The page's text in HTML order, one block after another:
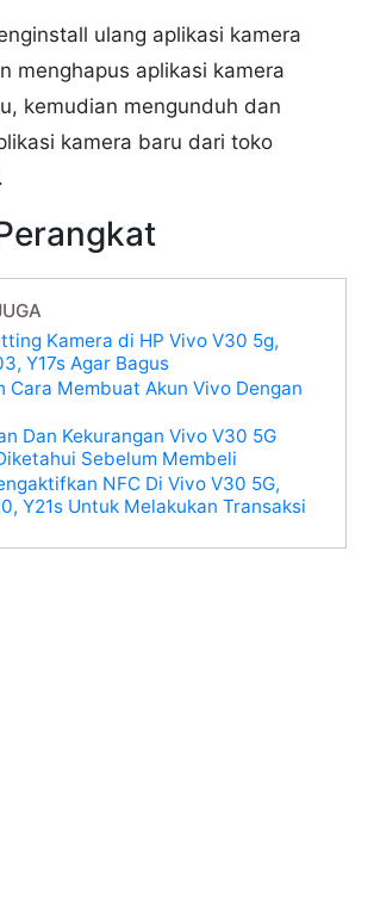
ulang aplikasi kamera
menghapus aplikasi kamera
kemudian mengunduh dan
kamera baru dari toko
Kamera di HP Vivo V30 5g,
Y17s Agar Bagus
Cara Membuat Akun Vivo Dengan
Dan Kekurangan Vivo V30 5G
Sebelum Membeli
NFC Di Vivo V30 5G,
Y21s Untuk Melakukan Transaksi